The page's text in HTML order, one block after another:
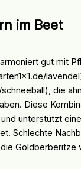
im Beet
gut mit
die
Diese
unterstützt
Schlechte